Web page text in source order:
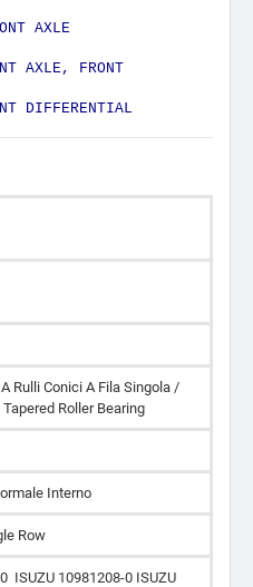
AXLE
AXLE, FRONT
DIFFERENTIAL
Rulli Conici A Fila Singola /
Roller Bearing
Interno
Row
ISUZU 10981208-0 ISUZU